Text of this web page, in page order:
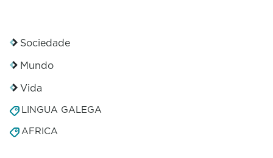
Sociedade
Mundo
Vida
LINGUA GALEGA
AFRICA